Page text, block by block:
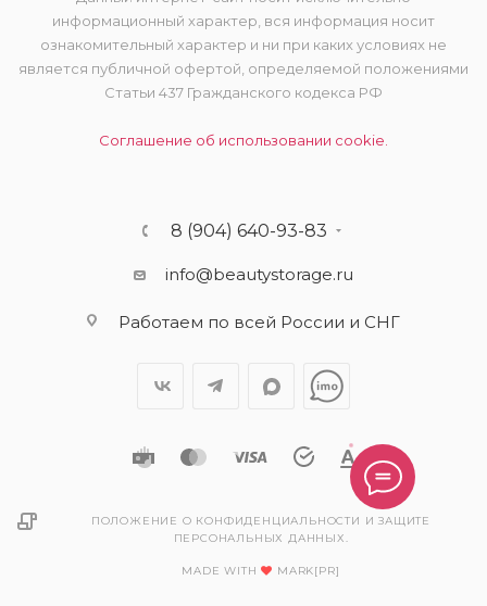
информационный характер, вся информация носит
ознакомительный характер и ни при каких условиях не
является публичной офертой, определяемой положениями
Статьи 437 Гражданского кодекса РФ
Соглашение об использовании cookie.
8 (904) 640-93-83
info@beautystorage.ru
Работаем по всей России и СНГ
ПОЛОЖЕНИЕ О КОНФИДЕНЦИАЛЬНОСТИ И ЗАЩИТЕ
ПЕРСОНАЛЬНЫХ ДАННЫХ.
MADE WITH MARK[PR]